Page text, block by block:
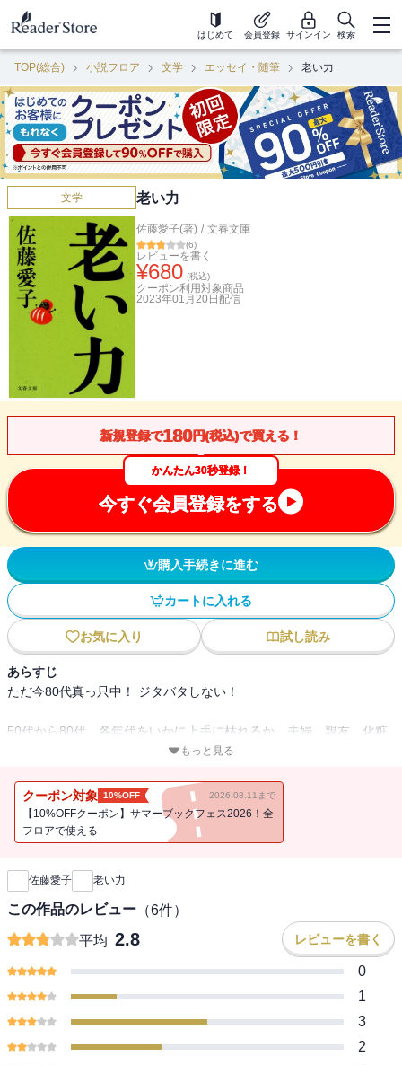
はじめて 会員登録 サインイン 検索
TOP(総合) 小説フロア 文学 エッセイ・随筆 老い力
文学 老い力
佐藤愛子(著) / 文春文庫
(6)
レビューを書く
¥680 (税込)
クーポン利用対象商品
2023年01月20日 配信
新規登録で180円(税込)で買える！
かんたん30秒登録！
今すぐ会員登録をする
購入手続きに進む
カートに入れる
お気に入り 試し読み
あらすじ
ただ今80代真っ只中！ ジタバタしない！
50代から80代、各年代をいかに上手に枯れるか。夫婦、親友、化粧
からボケまで、気概に満ちた愛子節が元気を呼ぶ痛快エッセイ。
いつまでも若く元気に、美しく!? そんなことを言ったって、老衰、
け入れ、ジタバタせずに人生を全うした方がよくはないか――著者
50代から80代の現在まで折に触れ記した「老い」についての“超”現
実主義な言葉たち。なぜか心が軽くなる傑作ユーモアエッセイ集。
もっと見る
クーポン対象 10%OFF 2026.08.11まで
【10%OFFクーポン】サマーブックフェス2026！全
フロアで使える
新刊通知
佐藤愛子 老い力
この作品のレビュー （6件）
平均 2.8 レビューを書く
0
1
3
2